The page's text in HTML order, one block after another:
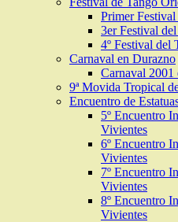
Primer
3er Festival
4º Festival del
Carnaval en Durazno
Carnaval 2001
9ª Movida Tropical
Encuentro de
5º Encuentro
Vivientes
6º Encuentro
Vivientes
7º Encuentro
Vivientes
8º Encuentro
Vivientes